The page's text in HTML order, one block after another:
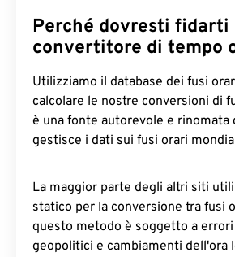
Perché dovresti fidarti
convertitore di tempo
Utilizziamo il database dei fusi
calcolare le nostre conversioni di
è una fonte autorevole e rinomata
gestisce i dati sui fusi orari
La maggior parte degli altri siti
statico per la conversione tra fusi
questo metodo è soggetto a
geopolitici e cambiamenti dell'ora